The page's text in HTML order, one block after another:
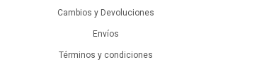
Cambios y Devoluciones
Envíos
Términos y condiciones